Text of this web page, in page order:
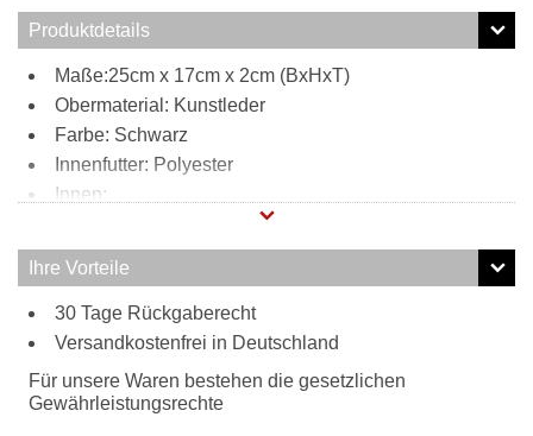
Produktdetails
Maße:25cm x 17cm x 2cm (BxHxT)
Obermaterial: Kunstleder
Farbe: Schwarz
Innenfutter: Polyester
Innen:
Steckfach
Tragweise:
Umhängetasche
Ihre Vorteile
30 Tage Rückgaberecht
Versandkostenfrei in Deutschland
Für unsere Waren bestehen die gesetzlichen
Gewährleistungsrechte